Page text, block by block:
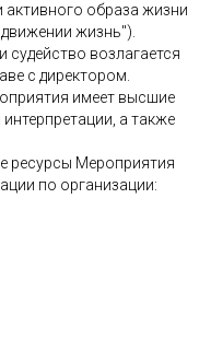
активного образа жизни
жизнь").
судейство возлагается
с директором.
имеет высшие
а также
ресурсы Мероприятия
по организации: